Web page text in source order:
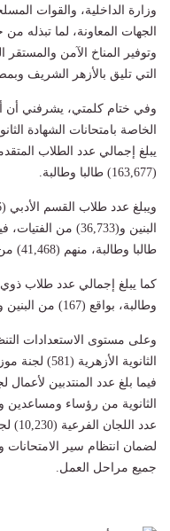
وزارة الداخلية، والقوات
الجهات المعاونة، لما تبذله
وتوفير المناخ الآمن
التي تليق بالأزهر الشريف
وفي ختام كلمتي، يشرفني أن
الخاصة بامتحانات الشهادة
يبلغ إجمالي عدد الطلاب
(163,677) طالبا وطالبة.
طالبا وطالبة، منهم (41,468) من البنين و(39,843) من الفتيات.
وطالبة، بواقع (167) من البنين و(79) من الفتيات.
وعلى مستوى الاستعدادات
الثانوية
فيما بلغ عدد المنتدبين لأعمال
عدد
لضمان انتظام سير
جميع مراحل العمل.